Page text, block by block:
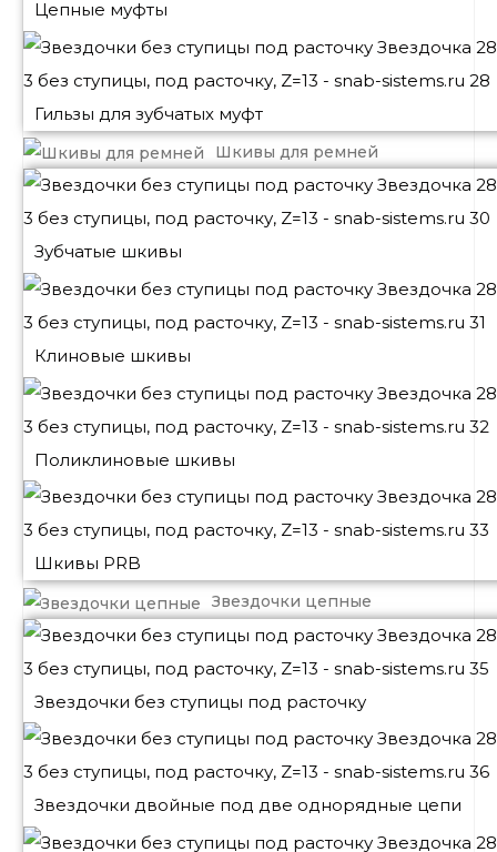
Цепные муфты
Гильзы для зубчатых муфт
Шкивы для ремней
Зубчатые шкивы
Клиновые шкивы
Поликлиновые шкивы
Шкивы PRB
Звездочки цепные
Звездочки без ступицы под расточку
Звездочки двойные под две однорядные цепи